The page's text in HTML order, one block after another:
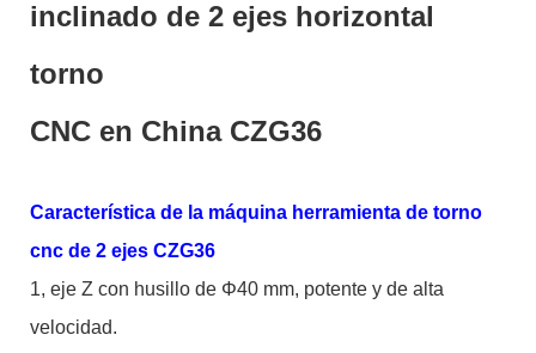
inclinado de 2 ejes horizontal
torno
CNC en China CZG36
Característica de la máquina herramienta de torno
cnc de 2 ejes CZG36
1, eje Z con husillo de Φ40 mm, potente y de alta
velocidad.